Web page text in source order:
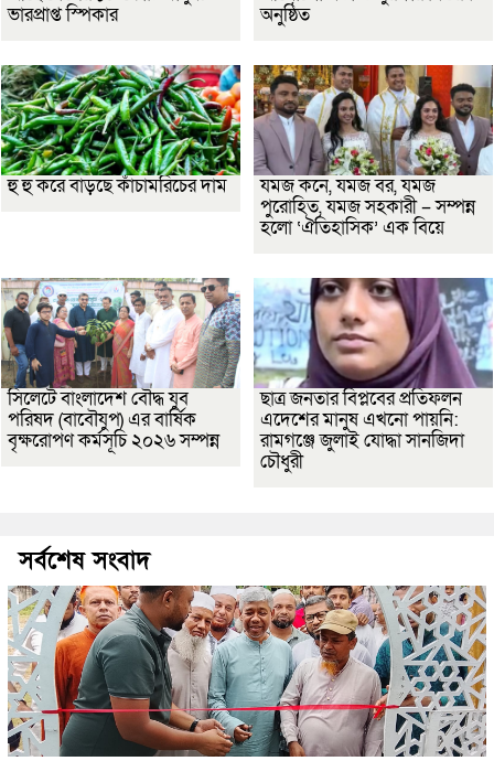
ভারপ্রাপ্ত স্পিকার
অনুষ্ঠিত
হু হু করে বাড়ছে কাঁচামরিচের দাম
যমজ কনে, যমজ বর, যমজ
পুরোহিত, যমজ সহকারী – সম্পন্ন
হলো ‘ঐতিহাসিক’ এক বিয়ে
সিলেটে বাংলাদেশ বৌদ্ধ যুব
পরিষদ (বাবৌযুপ) এর বার্ষিক
বৃক্ষরোপণ কর্মসূচি ২০২৬ সম্পন্ন
ছাত্র জনতার বিপ্লবের প্রতিফলন
এদেশের মানুষ এখনো পায়নি:
রামগঞ্জে জুলাই যোদ্ধা সানজিদা
চৌধুরী
সর্বশেষ সংবাদ